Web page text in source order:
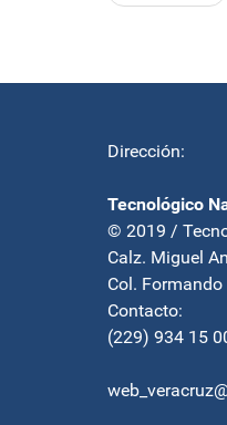
Dirección:
Tecnológico
© 2019 /
Calz. Miguel
Col. Formando
Contacto:
(229) 934 15